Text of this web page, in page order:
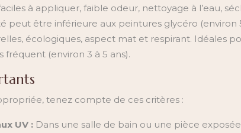
à appliquer, faible odeur, nettoyage à l’eau,
peut être inférieure aux peintures glycéro (environ
écologiques, aspect mat et respirant. Idéales
(environ 3 à 5 ans).
tenez compte de ces critères :
UV : Dans une salle de bain ou une pièce